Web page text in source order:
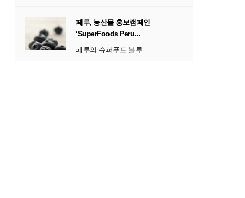
페루, 농산물 홍보캠페인
‘SuperFoods Peru...
페루의 슈퍼푸드 블루...